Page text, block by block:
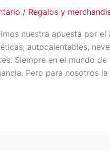
/ Regalos y
nuestra apuesta por
autocalentables,
Siempre en el mundo
Pero para nosotros